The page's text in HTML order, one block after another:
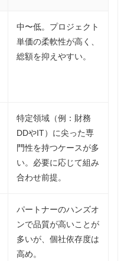
中〜低。プロジェクト
単価の柔軟性が高く、
総額を抑えやすい。
特定領域（例：財務
DDやIT）に尖った専
門性を持つケースが多
い。必要に応じて組み
合わせ前提。
パートナーのハンズオ
ンで品質が高いことが
多いが、個社依存度は
高め。